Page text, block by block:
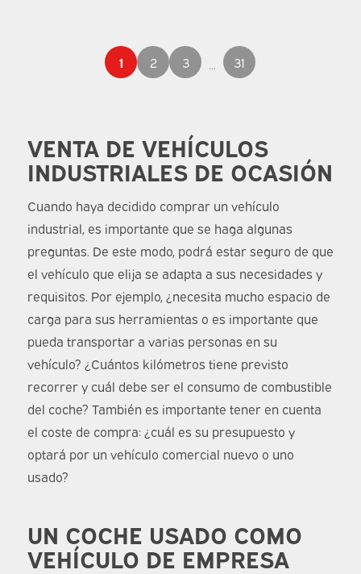
1 2 3 ... 31
VENTA DE VEHÍCULOS
INDUSTRIALES DE OCASIÓN
Cuando haya decidido comprar un vehículo
industrial, es importante que se haga algunas
preguntas. De este modo, podrá estar seguro de que
el vehículo que elija se adapta a sus necesidades y
requisitos. Por ejemplo, ¿necesita mucho espacio de
carga para sus herramientas o es importante que
pueda transportar a varias personas en su
vehículo? ¿Cuántos kilómetros tiene previsto
recorrer y cuál debe ser el consumo de combustible
del coche? También es importante tener en cuenta
el coste de compra: ¿cuál es su presupuesto y
optará por un vehículo comercial nuevo o uno
usado?
UN COCHE USADO COMO
VEHÍCULO DE EMPRESA